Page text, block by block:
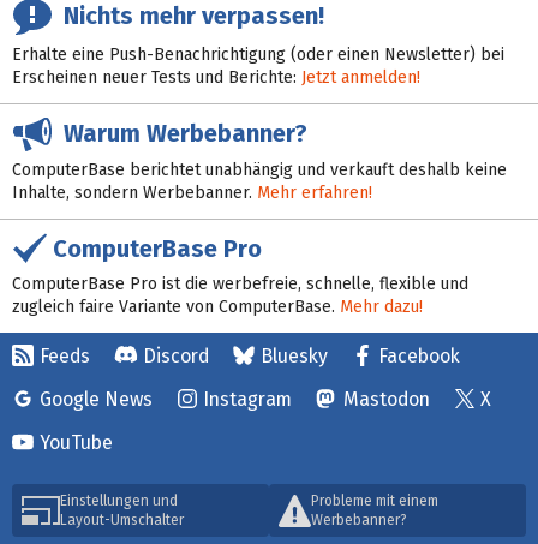
Nichts mehr verpassen!
Erhalte eine Push-Benachrichtigung (oder einen Newsletter) bei
Erscheinen neuer Tests und Berichte: Jetzt anmelden!
Warum Werbebanner?
ComputerBase berichtet unabhängig und verkauft deshalb keine
Inhalte, sondern Werbebanner. Mehr erfahren!
ComputerBase Pro
ComputerBase Pro ist die werbefreie, schnelle, flexible und
zugleich faire Variante von ComputerBase. Mehr dazu!
Feeds Discord Bluesky
Facebook
Google News
Instagram Mastodon
X
YouTube
Einstellungen und
Layout-Umschalter
Probleme mit einem
Werbebanner?